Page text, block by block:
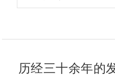
历经三十余年的